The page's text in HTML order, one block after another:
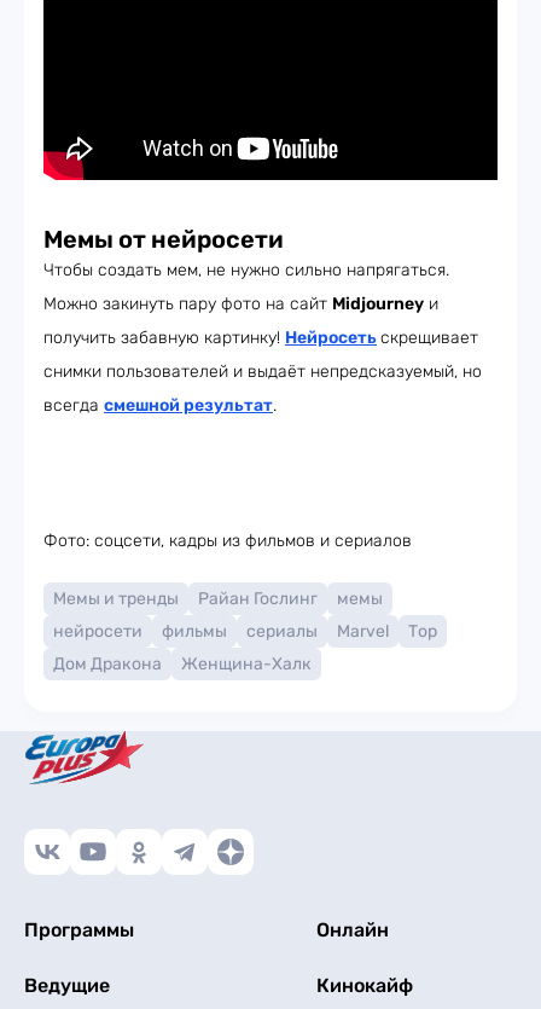
Мемы от нейросети
Чтобы создать мем, не нужно сильно напрягаться.
Можно закинуть пару фото на сайт Midjourney и
получить забавную картинку! Нейросетьскрещивает
снимки пользователей и выдаёт непредсказуемый, но
всегда смешной результат.
Фото: соцсети, кадры из фильмов и сериалов
Мемы и тренды Райан Гослинг
мемы
нейросети
фильмы сериалы Marvel
Тор
Дом Дракона
Женщина-Халк
Программы Онлайн
Ведущие Кинокайф